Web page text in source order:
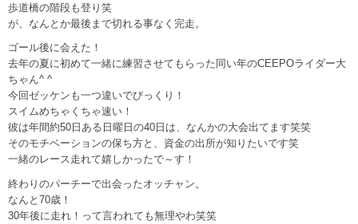
歩道橋の階段も登り笑
が、なんとか最後まで切れる事なく完走。
ゴール後に会えた！
去年の夏に初めて一緒に練習させてもらった同い年のCEEPOライダー大
ちゃん^ ^
今回ゼッケンも一つ違いでびっくり！
スイムめちゃくちゃ速い！
彼は年間約50日ある日曜日の40日は、なんかの大会出てます笑笑
そのモチベーションの保ち方と、資金の出所が知りたいです笑
一緒のレース走れて嬉しかったで～す！
終わりのパーチーで出会ったオッチャン。
なんと70歳！
30年後に走れ！って言われても無理やわ笑笑